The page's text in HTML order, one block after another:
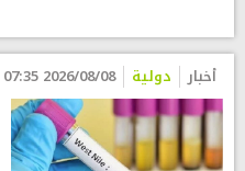
أخبار دولية 2026/08/08 07:35